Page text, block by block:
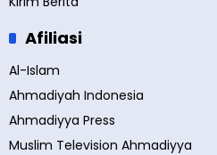
Afiliasi
Al-Islam
Ahmadiyah Indonesia
Ahmadiyya Press
Muslim Television Ahmadiyya